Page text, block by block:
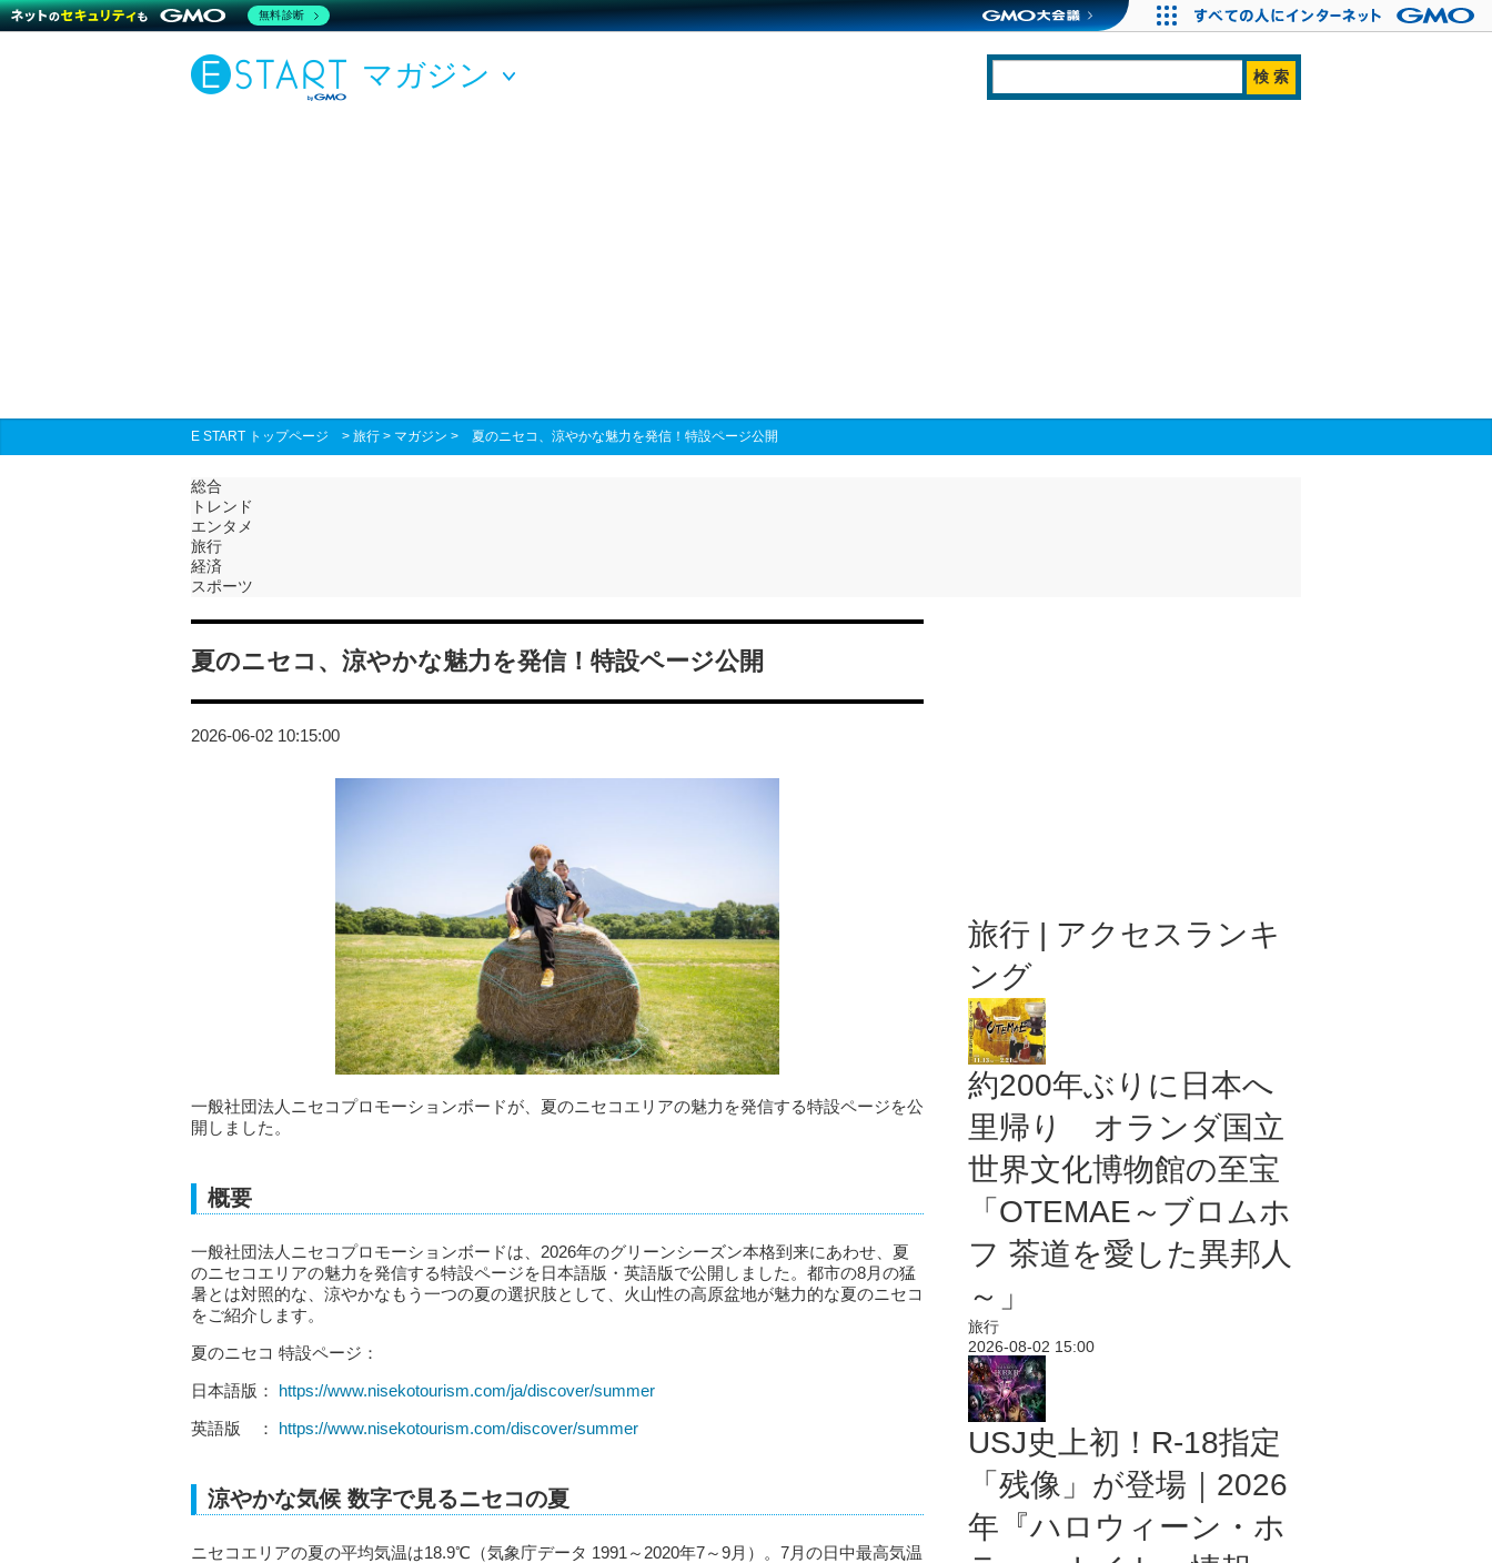
マガジン
E START トップページ > 旅行 > マガジン > 夏のニセコ、涼やかな魅力を発信！特設ページ公開
総合
トレンド
エンタメ
旅行
経済
スポーツ
夏のニセコ、涼やかな魅力を発信！特設ページ公開
2026-06-02 10:15:00
一般社団法人ニセコプロモーションボードが、夏のニセコエリアの魅力を発信する特設ページを公
開しました。
概要
一般社団法人ニセコプロモーションボードは、2026年のグリーンシーズン本格到来にあわせ、夏
のニセコエリアの魅力を発信する特設ページを日本語版・英語版で公開しました。都市の8月の猛
暑とは対照的な、涼やかなもう一つの夏の選択肢として、火山性の高原盆地が魅力的な夏のニセコ
をご紹介します。
夏のニセコ 特設ページ：
日本語版： https://www.nisekotourism.com/ja/discover/summer
英語版 ： https://www.nisekotourism.com/discover/summer
涼やかな気候 数字で見るニセコの夏
ニセコエリアの夏の平均気温は18.9℃（気象庁データ 1991～2020年7～9月）。7月の日中最高気温
旅行 | アクセスランキ
ング
約200年ぶりに日本へ
里帰り オランダ国立
世界文化博物館の至宝
「OTEMAE～ブロムホ
フ 茶道を愛した異邦人
～」
旅行
2026-08-02 15:00
USJ史上初！R-18指定
「残像」が登場｜2026
年『ハロウィーン・ホ
無料診断